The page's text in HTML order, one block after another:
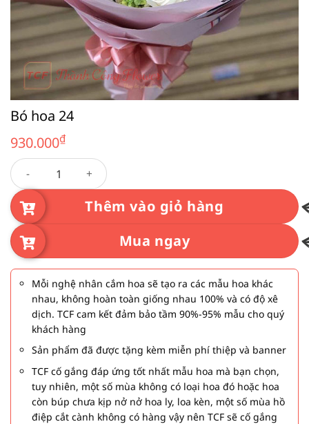
Bó hoa 24
930.000₫
Bó hoa 24 số lượng
Thêm vào giỏ hàng
Mua ngay
Mỗi nghệ nhân cắm hoa sẽ tạo ra các mẫu hoa khác
nhau, không hoàn toàn giống nhau 100% và có độ xê
dịch. TCF cam kết đảm bảo tầm 90%-95% mẫu cho quý
khách hàng
Sản phẩm đã được tặng kèm miễn phí thiệp và banner
TCF cố gắng đáp ứng tốt nhất mẫu hoa mà bạn chọn,
tuy nhiên, một số mùa không có loại hoa đó hoặc hoa
còn búp chưa kịp nở nở hoa ly, loa kèn, một số mùa hồ
điệp cắt cành không có hàng vậy nên TCF sẽ cố gắng